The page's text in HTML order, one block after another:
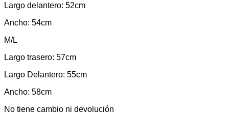
Largo delantero: 52cm
Ancho: 54cm
M/L
Largo trasero: 57cm
Largo Delantero: 55cm
Ancho: 58cm
No tiene cambio ni devolución